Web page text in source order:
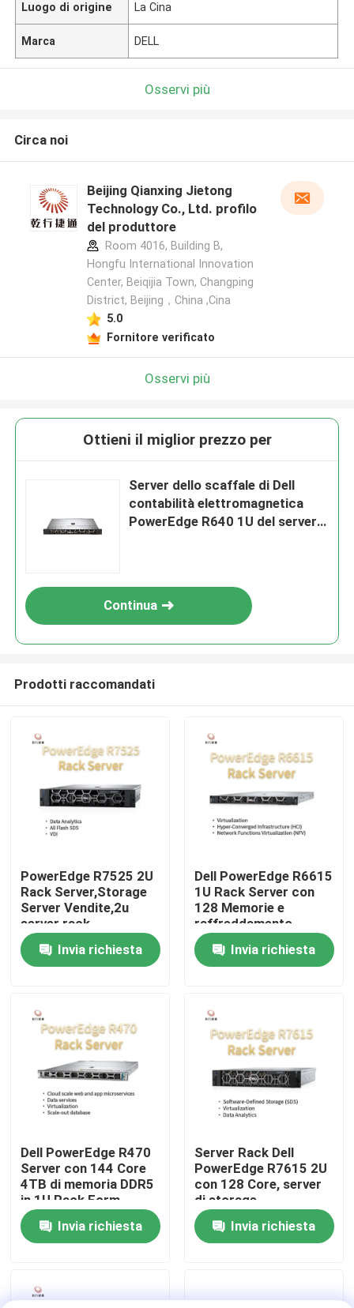
Prodotti
Su di noi
Controllo della qualità
Contattaci
Notizie
Casi
Server di stoccaggio di scaffale
Luogo di origine La Cina
Marca DELL
Osservi più
Circa noi
Beijing Qianxing Jietong
Technology Co., Ltd. profilo
del produttore
Room 4016, Building B,
Hongfu International Innovation
Center, Beiqijia Town, Changping
District, Beijing，China ,Cina
5.0
Fornitore verificato
Osservi più
Ottieni il miglior prezzo per
Server dello scaffale di Dell
contabilità elettromagnetica
PowerEdge R640 1U del server
Continua
Prodotti raccomandati
PowerEdge R7525 2U
Rack Server,Storage
Server Vendite,2u
server rack
esportatore
Invia richiesta
Dell PowerEdge R6615
1U Rack Server con
128 Memorie e
raffreddamento
diretto a liquido,server
di archiviazione
personalizzato,server
Invia richiesta
Dell PowerEdge R470
Server con 144 Core
4TB di memoria DDR5
in 1U Rack Form
Factor
Invia richiesta
Server Rack Dell
PowerEdge R7615 2U
con 128 Core, server
di storage
personalizzato, server
a 2 vieInvia richiesta